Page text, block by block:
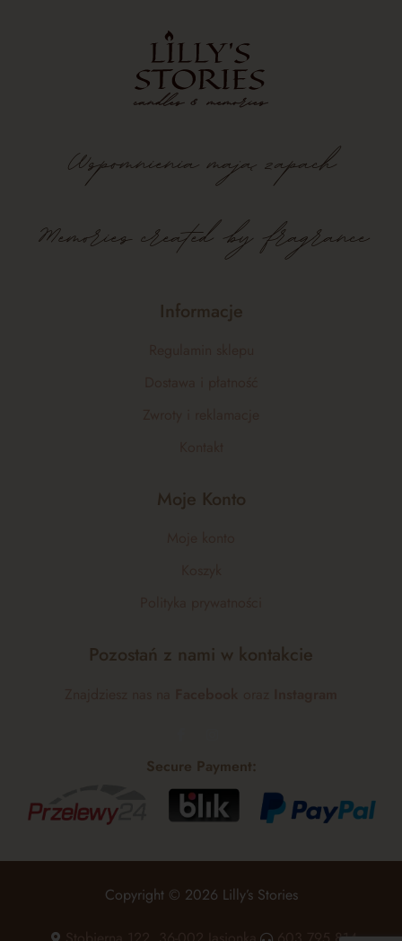
Wspomnieniamajązapach
Memories created by fragrance
Informacje
Moje Konto
Pozostań z nami w kontakcie
Secure Payment:
Copyright © 2026 Lilly’s Stories